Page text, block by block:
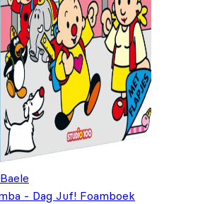
- Dag Juf! Foamboek